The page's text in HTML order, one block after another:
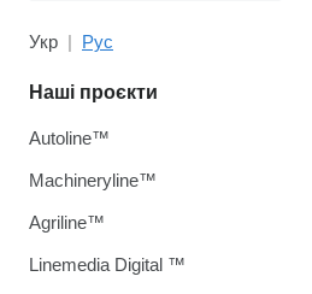
Укр Рус
Наші проєкти
Autoline™
Machineryline™
Agriline™
Linemedia Digital ™